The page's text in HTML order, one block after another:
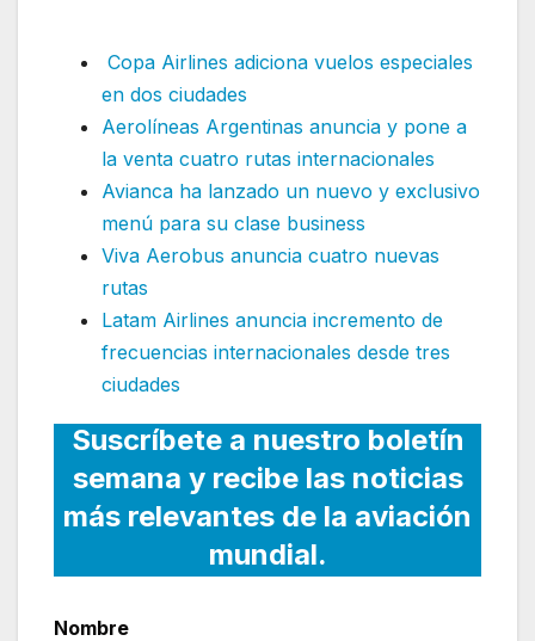
Copa Airlines adiciona vuelos especiales
en dos ciudades
Aerolíneas Argentinas anuncia y pone a
la venta cuatro rutas internacionales
Avianca ha lanzado un nuevo y exclusivo
menú para su clase business
Viva Aerobus anuncia cuatro nuevas
rutas
Latam Airlines anuncia incremento de
frecuencias internacionales desde tres
ciudades
Suscríbete a nuestro boletín
semana y recibe las noticias
más relevantes de la aviación
mundial.
Nombre